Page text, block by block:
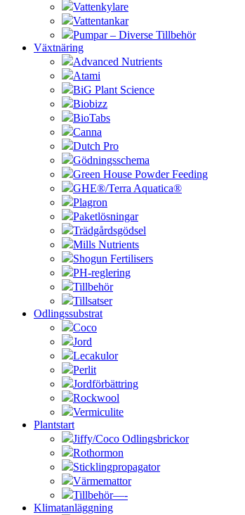
Vattenkylare
Vattentankar
Pumpar – Diverse Tillbehör
Växtnäring
Advanced Nutrients
Atami
BiG Plant Science
Biobizz
BioTabs
Canna
Dutch Pro
Gödningsschema
Green House Powder Feeding
GHE®/Terra Aquatica®
Plagron
Paketlösningar
Trädgårdsgödsel
Mills Nutrients
Shogun Fertilisers
PH-reglering
Tillbehör
Tillsatser
Odlingssubstrat
Coco
Jord
Lecakulor
Perlit
Jordförbättring
Rockwool
Vermiculite
Plantstart
Jiffy/Coco Odlingsbrickor
Rothormon
Sticklingpropagator
Värmemattor
Tillbehör—-
Klimatanläggning